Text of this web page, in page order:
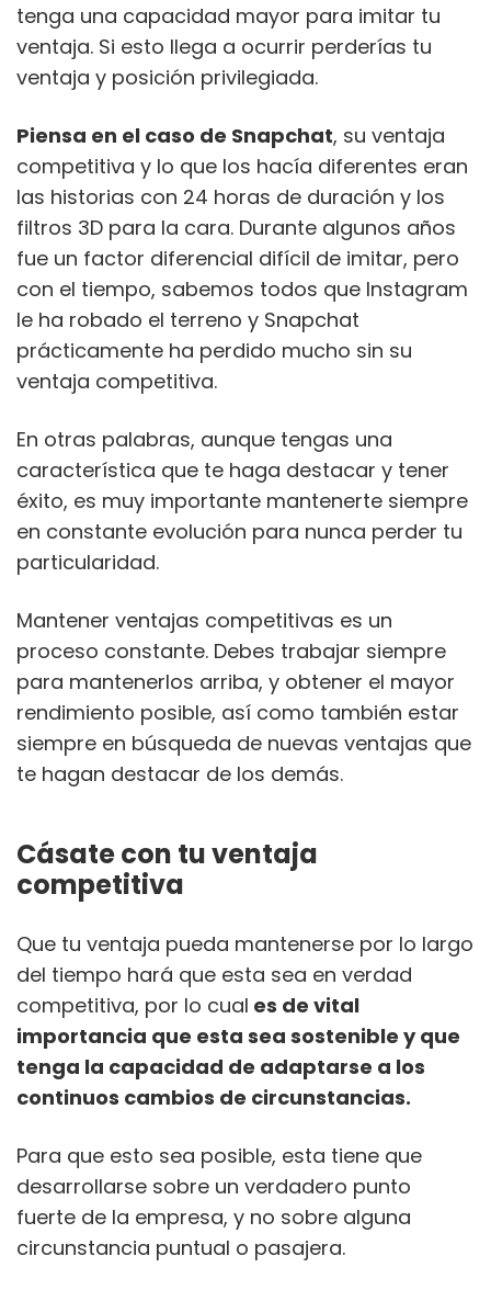
tenga una capacidad mayor para imitar tu
ventaja. Si esto llega a ocurrir perderías tu
ventaja y posición privilegiada.
Piensa en el caso de Snapchat, su ventaja
competitiva y lo que los hacía diferentes eran
las historias con 24 horas de duración y los
filtros 3D para la cara. Durante algunos años
fue un factor diferencial difícil de imitar, pero
con el tiempo, sabemos todos que Instagram
le ha robado el terreno y Snapchat
prácticamente ha perdido mucho sin su
ventaja competitiva.
En otras palabras, aunque tengas una
característica que te haga destacar y tener
éxito, es muy importante mantenerte siempre
en constante evolución para nunca perder tu
particularidad.
Mantener ventajas competitivas es un
proceso constante. Debes trabajar siempre
para mantenerlos arriba, y obtener el mayor
rendimiento posible, así como también estar
siempre en búsqueda de nuevas ventajas que
te hagan destacar de los demás.
Cásate con tu ventaja
competitiva
Que tu ventaja pueda mantenerse por lo largo
del tiempo hará que esta sea en verdad
competitiva, por lo cual es de vital
importancia que esta sea sostenible y que
tenga la capacidad de adaptarse a los
continuos cambios de circunstancias.
Para que esto sea posible, esta tiene que
desarrollarse sobre un verdadero punto
fuerte de la empresa, y no sobre alguna
circunstancia puntual o pasajera.